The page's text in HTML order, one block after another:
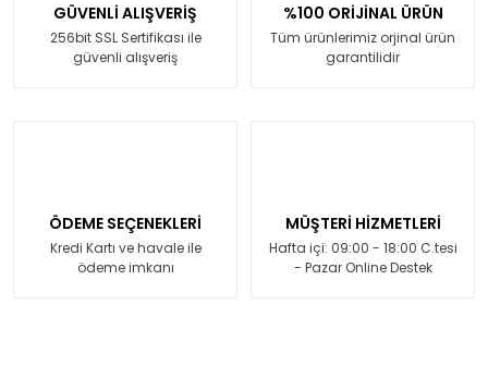
GÜVENLİ ALIŞVERİŞ
256bit SSL Sertifikası ile
güvenli alışveriş
%100 ORİJİNAL ÜRÜN
Tüm ürünlerimiz orjinal ürün
garantilidir
ÖDEME SEÇENEKLERİ
Kredi Kartı ve havale ile
ödeme imkanı
MÜŞTERİ HİZMETLERİ
Hafta içi: 09:00 - 18:00 C.tesi
- Pazar Online Destek